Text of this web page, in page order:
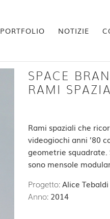
PORTFOLIO NOTIZIE
SPACE
RAMI
Rami spaziali che
videogiochi anni ’80
geometrie squadrate.
sono mensole
Progetto:Alice Tebaldi
Anno: 2014